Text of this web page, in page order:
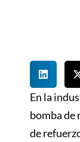
En la
bomba de
de